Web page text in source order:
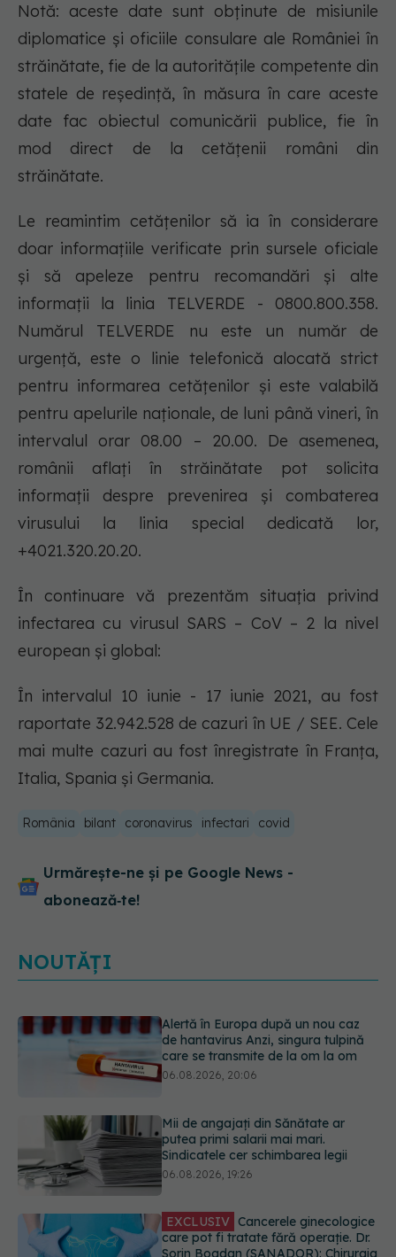
Notă: aceste date sunt obținute de misiunile
diplomatice și oficiile consulare ale României în
străinătate, fie de la autoritățile competente din
statele de reședință, în măsura în care aceste
date fac obiectul comunicării publice, fie în
mod direct de la cetățenii români din
străinătate.
Le reamintim cetățenilor să ia în considerare
doar informațiile verificate prin sursele oficiale
și să apeleze pentru recomandări și alte
informații la linia TELVERDE - 0800.800.358.
Numărul TELVERDE nu este un număr de
urgență, este o linie telefonică alocată strict
pentru informarea cetățenilor și este valabilă
pentru apelurile naționale, de luni până vineri, în
intervalul orar 08.00 – 20.00. De asemenea,
românii aflați în străinătate pot solicita
informații despre prevenirea și combaterea
virusului la linia special dedicată lor,
+4021.320.20.20.
În continuare vă prezentăm situația privind
infectarea cu virusul SARS – CoV – 2 la nivel
european și global:
În intervalul 10 iunie - 17 iunie 2021, au fost
raportate 32.942.528 de cazuri în UE / SEE. Cele
mai multe cazuri au fost înregistrate în Franţa,
Italia, Spania și Germania.
România bilant coronavirus infectari covid
Urmărește-ne și pe Google News -
abonează‑te!
NOUTĂȚI
Mii de angajați din Sănătate ar
putea primi salarii mai mari.
Sindicatele cer schimbarea legii
06.08.2026, 19:26
EXCLUSIV Cancerele ginecologice
care pot fi tratate fără operație. Dr.
Sorin Bogdan (SANADOR): Chirurgia
este indicată doar punctual, pentru
Greșeala pe care milioane de femei